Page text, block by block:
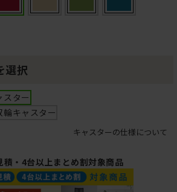
選択
スター
輪キャスター
キャスターの仕様について
・4台以上まとめ割対象商品